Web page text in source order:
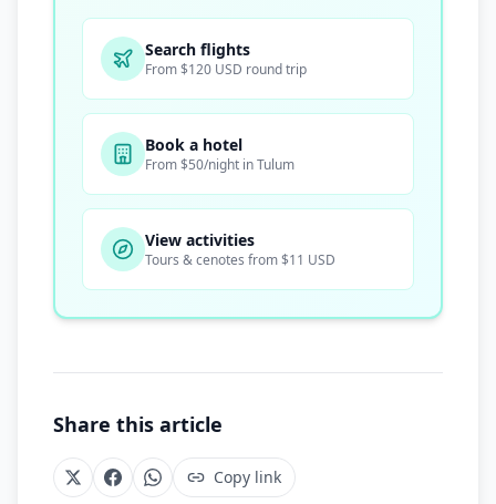
Search flights
From $120 USD round trip
Book a hotel
From $50/night in Tulum
View activities
Tours & cenotes from $11 USD
Share this article
Copy link